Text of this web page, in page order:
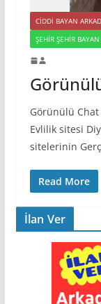
CIDDI BAYAN
ŞEHIR ŞEHIR BAYAN
Görünülü
Evlilik sitesi
sitelerinin
Read More
İlan Ver